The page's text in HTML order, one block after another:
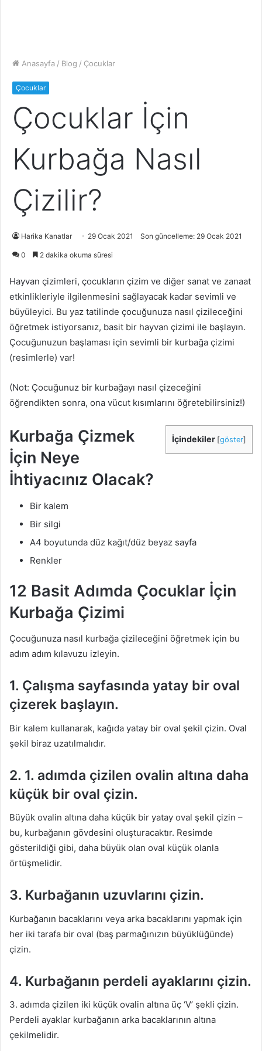
Anasayfa / Blog / Çocuklar
Çocuklar
Çocuklar İçin
Kurbağa Nasıl
Çizilir?
Harika Kanatlar 29 Ocak 2021 Son güncelleme: 29 Ocak 2021
0 2 dakika okuma süresi
Hayvan çizimleri, çocukların çizim ve diğer sanat ve zanaat
etkinlikleriyle ilgilenmesini sağlayacak kadar sevimli ve
büyüleyici. Bu yaz tatilinde çocuğunuza nasıl çizileceğini
öğretmek istiyorsanız, basit bir hayvan çizimi ile başlayın.
Çocuğunuzun başlaması için sevimli bir kurbağa çizimi
(resimlerle) var!
(Not: Çocuğunuz bir kurbağayı nasıl çizeceğini
öğrendikten sonra, ona vücut kısımlarını öğretebilirsiniz!)
İçindekiler [göster]
Kurbağa Çizmek
İçin Neye
İhtiyacınız Olacak?
Bir kalem
Bir silgi
A4 boyutunda düz kağıt/düz beyaz sayfa
Renkler
12 Basit Adımda Çocuklar İçin
Kurbağa Çizimi
Çocuğunuza nasıl kurbağa çizileceğini öğretmek için bu
adım adım kılavuzu izleyin.
1. Çalışma sayfasında yatay bir oval
çizerek başlayın.
Bir kalem kullanarak, kağıda yatay bir oval şekil çizin. Oval
şekil biraz uzatılmalıdır.
2. 1. adımda çizilen ovalin altına daha
küçük bir oval çizin.
Büyük ovalin altına daha küçük bir yatay oval şekil çizin –
bu, kurbağanın gövdesini oluşturacaktır. Resimde
gösterildiği gibi, daha büyük olan oval küçük olanla
örtüşmelidir.
3. Kurbağanın uzuvlarını çizin.
Kurbağanın bacaklarını veya arka bacaklarını yapmak için
her iki tarafa bir oval (baş parmağınızın büyüklüğünde)
çizin.
4. Kurbağanın perdeli ayaklarını çizin.
3. adımda çizilen iki küçük ovalin altına üç ‘V’ şekli çizin.
Perdeli ayaklar kurbağanın arka bacaklarının altına
çekilmelidir.